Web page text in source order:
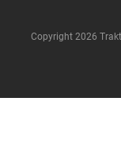
Copyright 2026